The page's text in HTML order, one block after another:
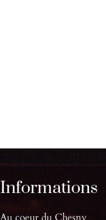
Informations